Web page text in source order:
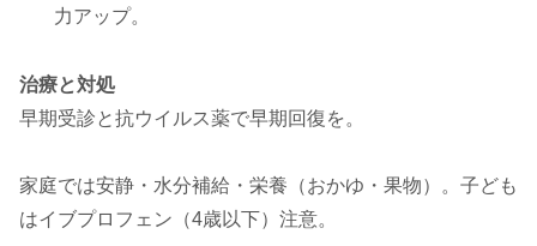
力アップ。
治療と対処
早期受診と抗ウイルス薬で早期回復を。
家庭では安静・水分補給・栄養（おかゆ・果物）。子ども
はイブプロフェン（4歳以下）注意。